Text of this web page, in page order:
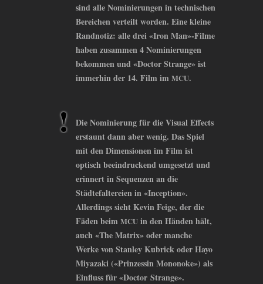
sind alle Nominierungen in technischen
Bereichen verteilt worden. Eine kleine
Randnotiz: alle drei «Iron Man»-Filme
haben zusammen 4 Nominierungen
bekommen und «Doctor Strange» ist
immerhin der 14. Film im MCU.
Die Nominierung für die Visual Effects
erstaunt dann aber wenig. Das Spiel
mit den Dimensionen im Film ist
optisch beeindruckend umgesetzt und
erinnert in Sequenzen an die
Städtefaltereien in «Inception».
Allerdings sieht Kevin Feige, der die
Fäden beim MCU in den Händen hält,
auch «The Matrix» oder manche
Werke von Stanley Kubrick oder Hayo
Miyazaki («Prinzessin Mononoke») als
Einfluss für «Doctor Strange».